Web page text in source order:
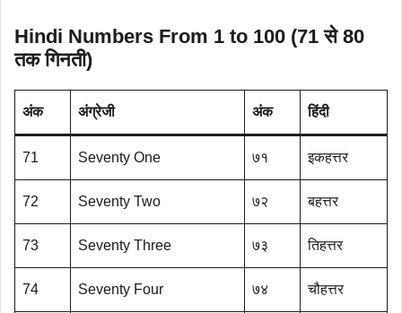
Hindi Numbers From 1 to 100 (71 से 80
तक गिनती)
अंक अंग्रेजी अंक हिंदी
71 Seventy One ७१ इकहत्तर
72 Seventy Two ७२ बहत्तर
73 Seventy Three ७३ तिहत्तर
74 Seventy Four ७४ चौहत्तर